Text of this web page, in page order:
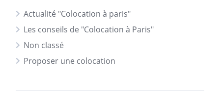
Actualité "Colocation à paris"
Les conseils de "Colocation à Paris"
Non classé
Proposer une colocation